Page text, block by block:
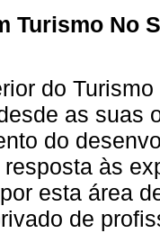
Turismo No
do
as suas
do
às
esta área
de